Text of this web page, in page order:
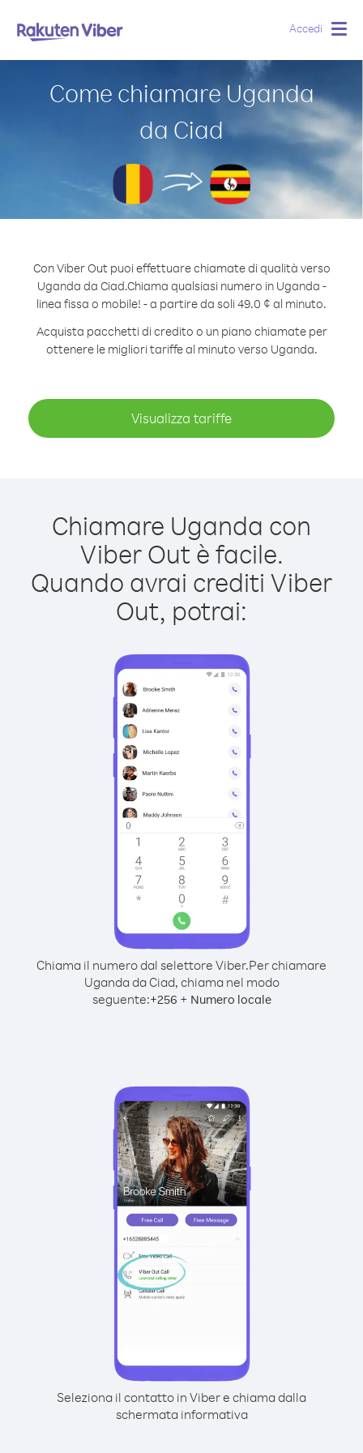
Accedi
Come chiamare Uganda
da Ciad
Con Viber Out puoi effettuare chiamate di qualità verso
Uganda da Ciad.Chiama qualsiasi numero in Uganda -
linea fissa o mobile! - a partire da soli 49.0 ¢ al minuto.
Acquista pacchetti di credito o un piano chiamate per
ottenere le migliori tariffe al minuto verso Uganda.
Visualizza tariffe
Chiamare Uganda con
Viber Out è facile.
Quando avrai crediti Viber
Out, potrai:
Chiama il numero dal selettore Viber.Per chiamare
Uganda da Ciad, chiama nel modo
seguente:+256 + Numero locale
Seleziona il contatto in Viber e chiama dalla
schermata informativa